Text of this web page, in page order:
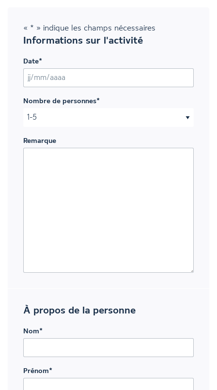
« * » indique les champs nécessaires
Informations sur l'activité
Date*
JJ slash MM slash AAAA
Nombre de personnes*
Remarque
À propos de la personne
Nom*
Prénom*